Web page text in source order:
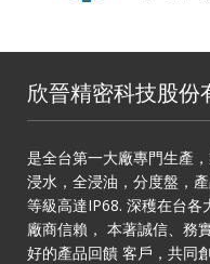
欣晉精密科技股份
是全台第一大廠專門生產
浸水，全浸油，分度盤，
等級高達IP68. 深穫在台各
廠商信賴， 本著誠信、務
好的產品回饋 客戶，共同